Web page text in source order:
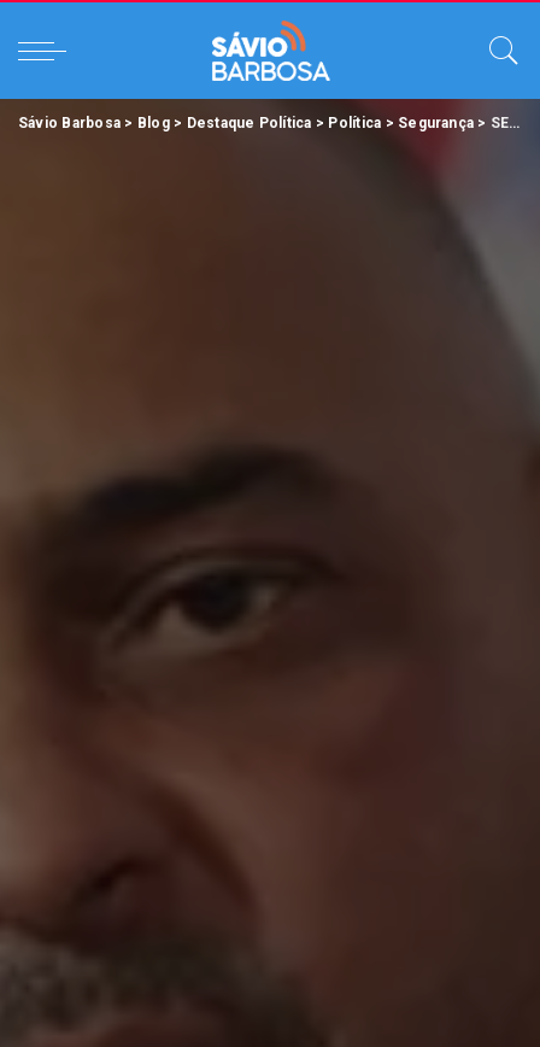
Sávio Barbosa > Blog> Destaque Política > Política > Segurança > SEAP apresenta projeto de Unidade de Segurança Máxima para órgãos da Execução Penal.